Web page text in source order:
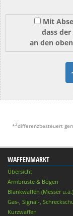
Mit
dass
an den
*2differenzbesteuert
WAFFENMARKT
Übersicht
Armbrüste & Bögen
Blankwaffen (Messer u.ä.)
Gas-, Signal-,
Kurzwaffen